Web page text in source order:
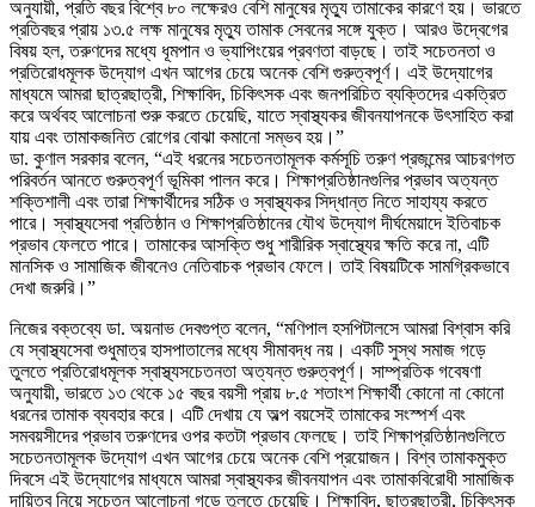
অনুযায়ী, প্রতি বছর বিশ্বে ৮০ লক্ষেরও বেশি মানুষের মৃত্যু তামাকের কারণে হয়। ভারতে
প্রতিবছর প্রায় ১৩.৫ লক্ষ মানুষের মৃত্যু তামাক সেবনের সঙ্গে যুক্ত। আরও উদ্বেগের
বিষয় হল, তরুণদের মধ্যে ধূমপান ও ভ্যাপিংয়ের প্রবণতা বাড়ছে। তাই সচেতনতা ও
প্রতিরোধমূলক উদ্যোগ এখন আগের চেয়ে অনেক বেশি গুরুত্বপূর্ণ। এই উদ্যোগের
মাধ্যমে আমরা ছাত্রছাত্রী, শিক্ষাবিদ, চিকিৎসক এবং জনপরিচিত ব্যক্তিদের একত্রিত
করে অর্থবহ আলোচনা শুরু করতে চেয়েছি, যাতে স্বাস্থ্যকর জীবনযাপনকে উৎসাহিত করা
যায় এবং তামাকজনিত রোগের বোঝা কমানো সম্ভব হয়।”
ডা. কুণাল সরকার বলেন, “এই ধরনের সচেতনতামূলক কর্মসূচি তরুণ প্রজন্মের আচরণগত
পরিবর্তন আনতে গুরুত্বপূর্ণ ভূমিকা পালন করে। শিক্ষাপ্রতিষ্ঠানগুলির প্রভাব অত্যন্ত
শক্তিশালী এবং তারা শিক্ষার্থীদের সঠিক ও স্বাস্থ্যকর সিদ্ধান্ত নিতে সাহায্য করতে
পারে। স্বাস্থ্যসেবা প্রতিষ্ঠান ও শিক্ষাপ্রতিষ্ঠানের যৌথ উদ্যোগ দীর্ঘমেয়াদে ইতিবাচক
প্রভাব ফেলতে পারে। তামাকের আসক্তি শুধু শারীরিক স্বাস্থ্যের ক্ষতি করে না, এটি
মানসিক ও সামাজিক জীবনেও নেতিবাচক প্রভাব ফেলে। তাই বিষয়টিকে সামগ্রিকভাবে
দেখা জরুরি।”
নিজের বক্তব্যে ডা. অয়নাভ দেবগুপ্ত বলেন, “মণিপাল হসপিটালসে আমরা বিশ্বাস করি
যে স্বাস্থ্যসেবা শুধুমাত্র হাসপাতালের মধ্যে সীমাবদ্ধ নয়। একটি সুস্থ সমাজ গড়ে
তুলতে প্রতিরোধমূলক স্বাস্থ্যসচেতনতা অত্যন্ত গুরুত্বপূর্ণ। সাম্প্রতিক গবেষণা
অনুযায়ী, ভারতে ১৩ থেকে ১৫ বছর বয়সী প্রায় ৮.৫ শতাংশ শিক্ষার্থী কোনো না কোনো
ধরনের তামাক ব্যবহার করে। এটি দেখায় যে অল্প বয়সেই তামাকের সংস্পর্শ এবং
সমবয়সীদের প্রভাব তরুণদের ওপর কতটা প্রভাব ফেলছে। তাই শিক্ষাপ্রতিষ্ঠানগুলিতে
সচেতনতামূলক উদ্যোগ এখন আগের চেয়ে অনেক বেশি প্রয়োজন। বিশ্ব তামাকমুক্ত
দিবসে এই উদ্যোগের মাধ্যমে আমরা স্বাস্থ্যকর জীবনযাপন এবং তামাকবিরোধী সামাজিক
দায়িত্ব নিয়ে সচেতন আলোচনা গড়ে তুলতে চেয়েছি। শিক্ষাবিদ, ছাত্রছাত্রী, চিকিৎসক